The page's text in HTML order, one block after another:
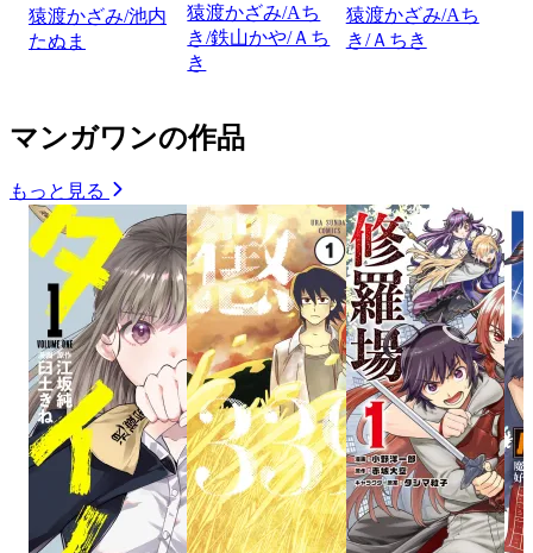
猿渡かざみ/池内
たぬま
猿渡かざみ/Aち
き/鉄山かや/Ａち
き
猿渡かざみ/Aち
き/Ａちき
マンガワンの作品
もっと見る